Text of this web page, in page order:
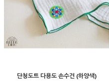
단청도트 다용도 손수건 (하양색)